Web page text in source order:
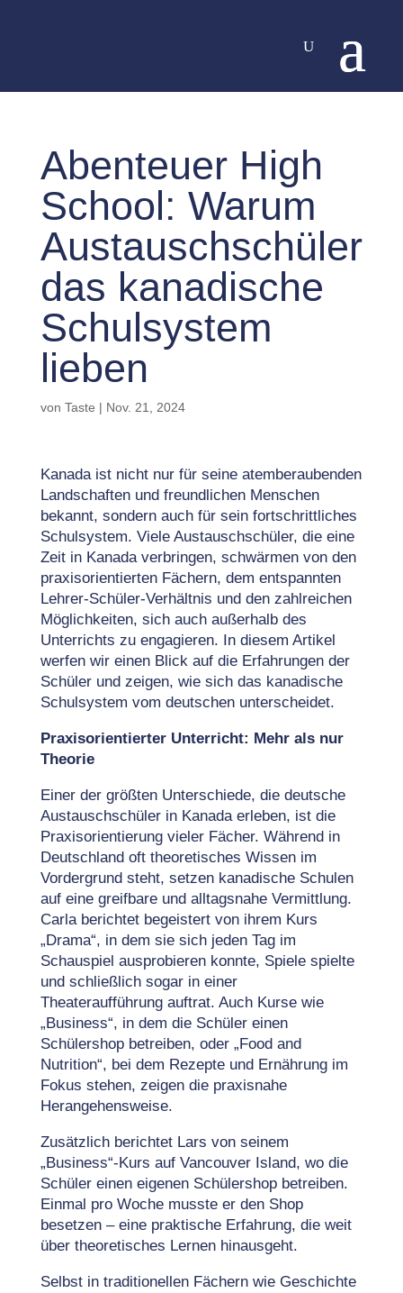
Abenteuer High
School: Warum
Austauschschüler
das kanadische
Schulsystem
lieben
von Taste | Nov. 21, 2024
Kanada ist nicht nur für seine atemberaubenden
Landschaften und freundlichen Menschen
bekannt, sondern auch für sein fortschrittliches
Schulsystem. Viele Austauschschüler, die eine
Zeit in Kanada verbringen, schwärmen von den
praxisorientierten Fächern, dem entspannten
Lehrer-Schüler-Verhältnis und den zahlreichen
Möglichkeiten, sich auch außerhalb des
Unterrichts zu engagieren. In diesem Artikel
werfen wir einen Blick auf die Erfahrungen der
Schüler und zeigen, wie sich das kanadische
Schulsystem vom deutschen unterscheidet.
Praxisorientierter Unterricht: Mehr als nur
Theorie
Einer der größten Unterschiede, die deutsche
Austauschschüler in Kanada erleben, ist die
Praxisorientierung vieler Fächer. Während in
Deutschland oft theoretisches Wissen im
Vordergrund steht, setzen kanadische Schulen
auf eine greifbare und alltagsnahe Vermittlung.
Carla berichtet begeistert von ihrem Kurs
„Drama“, in dem sie sich jeden Tag im
Schauspiel ausprobieren konnte, Spiele spielte
und schließlich sogar in einer
Theateraufführung auftrat. Auch Kurse wie
„Business“, in dem die Schüler einen
Schülershop betreiben, oder „Food and
Nutrition“, bei dem Rezepte und Ernährung im
Fokus stehen, zeigen die praxisnahe
Herangehensweise.
Zusätzlich berichtet Lars von seinem
„Business“-Kurs auf Vancouver Island, wo die
Schüler einen eigenen Schülershop betreiben.
Einmal pro Woche musste er den Shop
besetzen – eine praktische Erfahrung, die weit
über theoretisches Lernen hinausgeht.
Selbst in traditionellen Fächern wie Geschichte